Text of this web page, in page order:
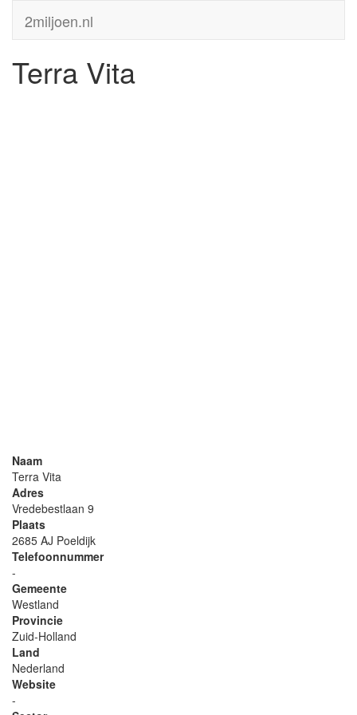
2miljoen.nl
Terra Vita
Naam
Terra Vita
Adres
Vredebestlaan 9
Plaats
2685 AJ Poeldijk
Telefoonnummer
-
Gemeente
Westland
Provincie
Zuid-Holland
Land
Nederland
Website
-